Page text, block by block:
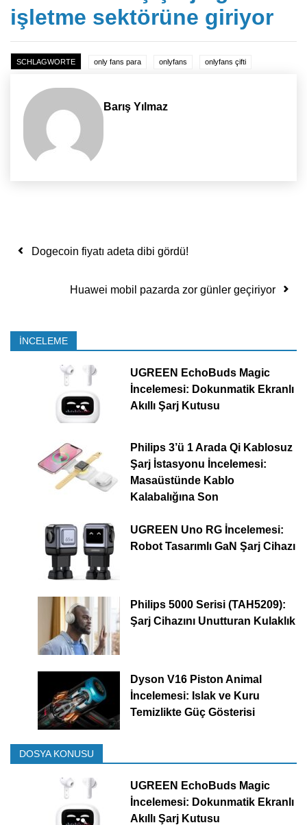
işletme sektörüne giriyor
SCHLAGWORTE only fans para onlyfans onlyfans çifti
Barış Yılmaz
Yazı dolaşımı
Dogecoin fiyatı adeta dibi gördü!
Huawei mobil pazarda zor günler geçiriyor
İNCELEME
UGREEN EchoBuds Magic
İncelemesi: Dokunmatik Ekranlı
Akıllı Şarj Kutusu
Philips 3’ü 1 Arada Qi Kablosuz
Şarj İstasyonu İncelemesi:
Masaüstünde Kablo
Kalabalığına Son
UGREEN Uno RG İncelemesi:
Robot Tasarımlı GaN Şarj Cihazı
Philips 5000 Serisi (TAH5209):
Şarj Cihazını Unutturan Kulaklık
Dyson V16 Piston Animal
İncelemesi: Islak ve Kuru
Temizlikte Güç Gösterisi
DOSYA KONUSU
UGREEN EchoBuds Magic
İncelemesi: Dokunmatik Ekranlı
Akıllı Şarj Kutusu